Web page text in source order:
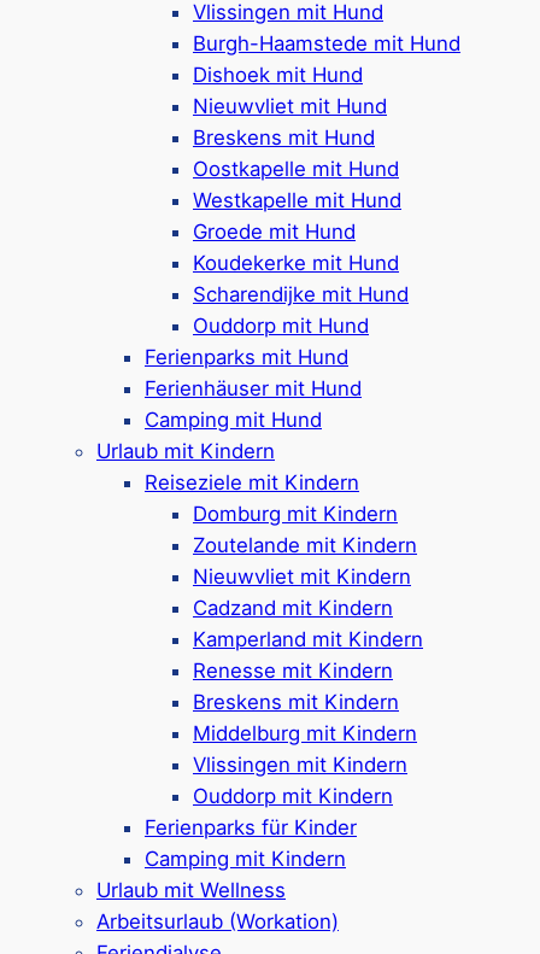
Vlissingen mit Hund
Burgh-Haamstede mit Hund
Dishoek mit Hund
Nieuwvliet mit Hund
Breskens mit Hund
Oostkapelle mit Hund
Westkapelle mit Hund
Groede mit Hund
Koudekerke mit Hund
Scharendijke mit Hund
Ouddorp mit Hund
Ferienparks mit Hund
Ferienhäuser mit Hund
Camping mit Hund
Urlaub mit Kindern
Reiseziele mit Kindern
Domburg mit Kindern
Zoutelande mit Kindern
Nieuwvliet mit Kindern
Cadzand mit Kindern
Kamperland mit Kindern
Renesse mit Kindern
Breskens mit Kindern
Middelburg mit Kindern
Vlissingen mit Kindern
Ouddorp mit Kindern
Ferienparks für Kinder
Camping mit Kindern
Urlaub mit Wellness
Arbeitsurlaub (Workation)
Google Rezensionen:
4,2/5 Sterne (280+
Bewertungen)
Mehr ansehen*
Ferienparks in Renesse mit
Kindern – Komfort, Abenteuer
& jede Menge
kinderfreundliche
Einrichtungen
Ferienparks in Renesseüberzeugen viele
kinderfreundliche Einrichtungen wie
Schwimmbäder,Indoor-Spielplätze
abwechslungsreicheAnimationsprogramme
Molecaten Park Wijde Blick gibt es für Familien
etwa ein Hallenbad mit Planschbecken und
Sportplätze. Das Camping & Beachresort
Julianahoeve begeistert mit Badeparadies,
Indoor-Spielplatz undStrandnähevon nur rund
einem Kilometer. Auch De Soeten Haert ist bei
Familien beliebt, da Kidsclub und
Freizeitangebote direkt im Park vorhanden sind.
Wer ein großes Erlebnisbad sucht, findet im